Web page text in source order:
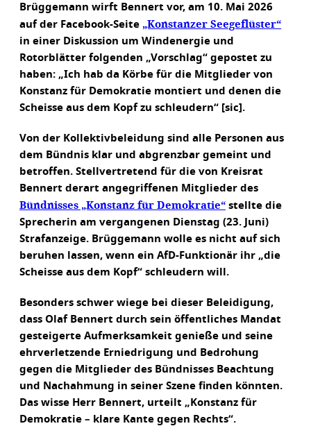
Brüggemann wirft Bennert vor, am 10. Mai 2026
auf der Facebook-Seite „Konstanzer Seegeflüster“
in einer Diskussion um Windenergie und
Rotorblätter folgenden „Vorschlag“ gepostet zu
haben: „Ich hab da Körbe für die Mitglieder von
Konstanz für Demokratie montiert und denen die
Scheisse aus dem Kopf zu schleudern“ [sic].
Von der Kollektivbeleidung sind alle Personen aus
dem Bündnis klar und abgrenzbar gemeint und
betroffen. Stellvertretend für die von Kreisrat
Bennert derart angegriffenen Mitglieder des
Bündnisses „Konstanz für Demokratie“ stellte die
Sprecherin am vergangenen Dienstag (23. Juni)
Strafanzeige. Brüggemann wolle es nicht auf sich
beruhen lassen, wenn ein AfD-Funktionär ihr „die
Scheisse aus dem Kopf“ schleudern will.
Besonders schwer wiege bei dieser Beleidigung,
dass Olaf Bennert durch sein öffentliches Mandat
gesteigerte Aufmerksamkeit genieße und seine
ehrverletzende Erniedrigung und Bedrohung
gegen die Mitglieder des Bündnisses Beachtung
und Nachahmung in seiner Szene finden könnten.
Das wisse Herr Bennert, urteilt „Konstanz für
Demokratie – klare Kante gegen Rechts“.